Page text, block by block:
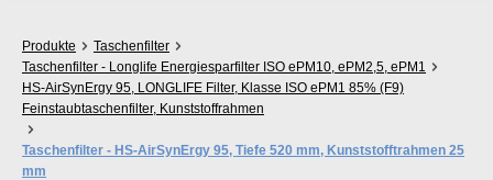
Produkte
Taschenfilter
Taschenfilter - Longlife Energiesparfilter ISO ePM10, ePM2,5, ePM1
HS-AirSynErgy 95, LONGLIFE Filter, Klasse ISO ePM1 85% (F9)
Feinstaubtaschenfilter, Kunststoffrahmen
Taschenfilter - HS-AirSynErgy 95, Tiefe 520 mm, Kunststofftrahmen 25
mm